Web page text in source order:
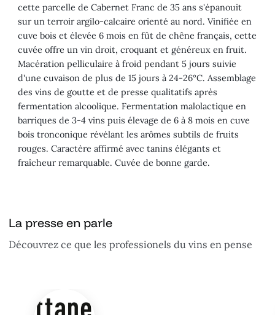
cette parcelle de Cabernet Franc de 35 ans s'épanouit
sur un terroir argilo-calcaire orienté au nord. Vinifiée en
cuve bois et élevée 6 mois en fût de chêne français, cette
cuvée offre un vin droit, croquant et généreux en fruit.
Macération pelliculaire à froid pendant 5 jours suivie
d'une cuvaison de plus de 15 jours à 24-26°C. Assemblage
des vins de goutte et de presse qualitatifs après
fermentation alcoolique. Fermentation malolactique en
barriques de 3-4 vins puis élevage de 6 à 8 mois en cuve
bois tronconique révélant les arômes subtils de fruits
rouges. Caractère affirmé avec tanins élégants et
fraîcheur remarquable. Cuvée de bonne garde.
La presse en parle
Découvrez ce que les professionels du vins en pense